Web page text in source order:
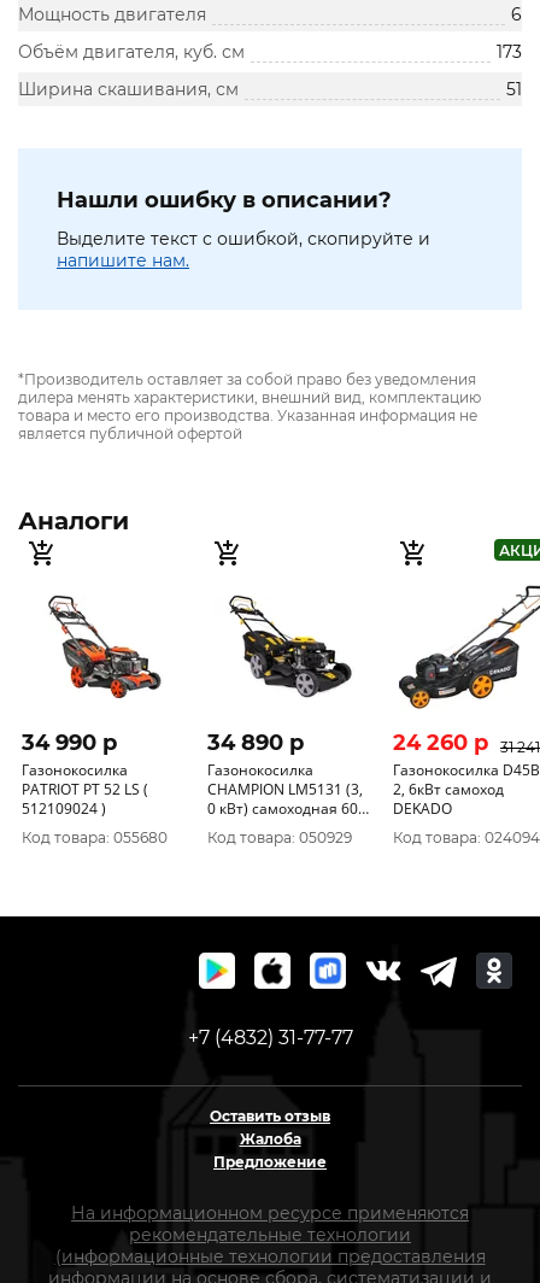
Мощность двигателя
6
Объём двигателя, куб. см
173
Ширина скашивания, см
51
Нашли ошибку в описании?
Выделите текст с ошибкой, скопируйте и
напишите нам.
*Производитель оставляет за собой право без уведомления
дилера менять характеристики, внешний вид, комплектацию
товара и место его производства. Указанная информация не
является публичной офертой
Аналоги
34 990 p
Газонокосилка
PATRIOT PT 52 LS (
512109024 )
Код товара: 055680
34 890 p
Газонокосилка
CHAMPION LM5131 (3,
0 кВт) самоходная 60л.
50см.
Код товара: 050929
24 260 p 31
Газонокосилка
2, 6кВт самоход
DEKADO
Код товара: 024094
+7 (4832) 31-77-77
Оставить отзыв
Жалоба
Предложение
На информационном ресурсе применяются
рекомендательные технологии
(информационные технологии предоставления
информации на основе сбора, систематизации и